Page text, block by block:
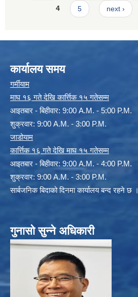
4 5 next ›
कार्यालय समय
गर्मीयाम
माघ १६ गते देखि कार्त्तिक १५ गतेसम्म
आइतबार - बिहीवार: 9:00 A.M. - 5:00 P.M.
शुक्रवार: 9:00 A.M. - 3:00 P.M.
जाडोयाम
कार्त्तिक १६ गते देखि माघ १५ गतेसम्म
आइतबार - बिहीवार: 9:00 A.M. - 4:00 P.M.
शुक्रवार: 9:00 A.M. - 3:00 P.M.
सार्बजनिक बिदाको दिनमा कार्यालय बन्द रहने छ ।
गुनासो सुन्ने अधिकारी